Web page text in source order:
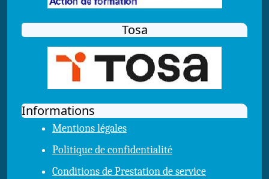
Tosa
Informations
Mentions légales
Politique de confidentialité
Conditions de Prestation de service